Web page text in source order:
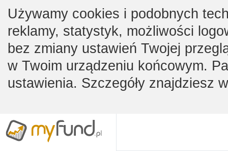
Używamy cookies i podobnych
reklamy, statystyk, możliwości
bez zmiany ustawień Twojej
w Twoim urządzeniu końcowym.
ustawienia. Szczegóły znajdziesz